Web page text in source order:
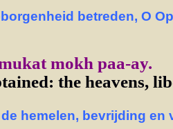
betreden, O
mokh paa-ay.
the heavens,
hemelen, bevrijding en